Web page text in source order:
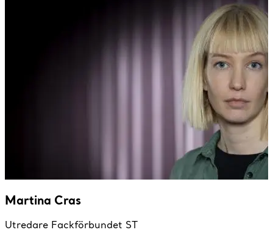
Martina Cras
Utredare Fackförbundet ST